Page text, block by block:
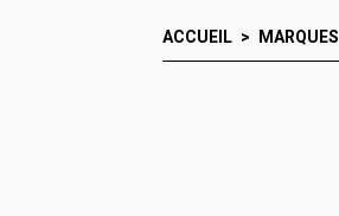
ACCUEIL MARQUES